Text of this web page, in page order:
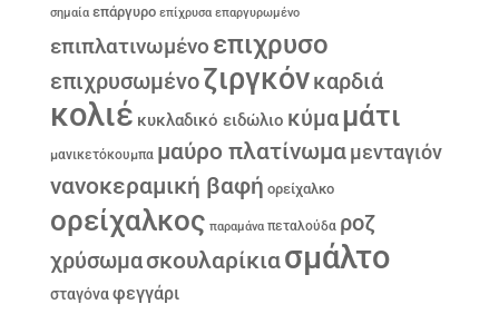
σημαία επάργυρο επίχρυσα επαργυρωμένο
επιπλατινωμένο επιχρυσο
επιχρυσωμένοζιργκόνκαρδιά
κολιέ κυκλαδικό ειδώλιο κύμα μάτι
μανικετόκουμπα μαύρο πλατίνωμα μενταγιόν
νανοκεραμική βαφή ορείχαλκο
ορείχαλκος παραμάνα πεταλούδα ροζ
χρύσωμασκουλαρίκιασμάλτο
σταγόνα φεγγάρι